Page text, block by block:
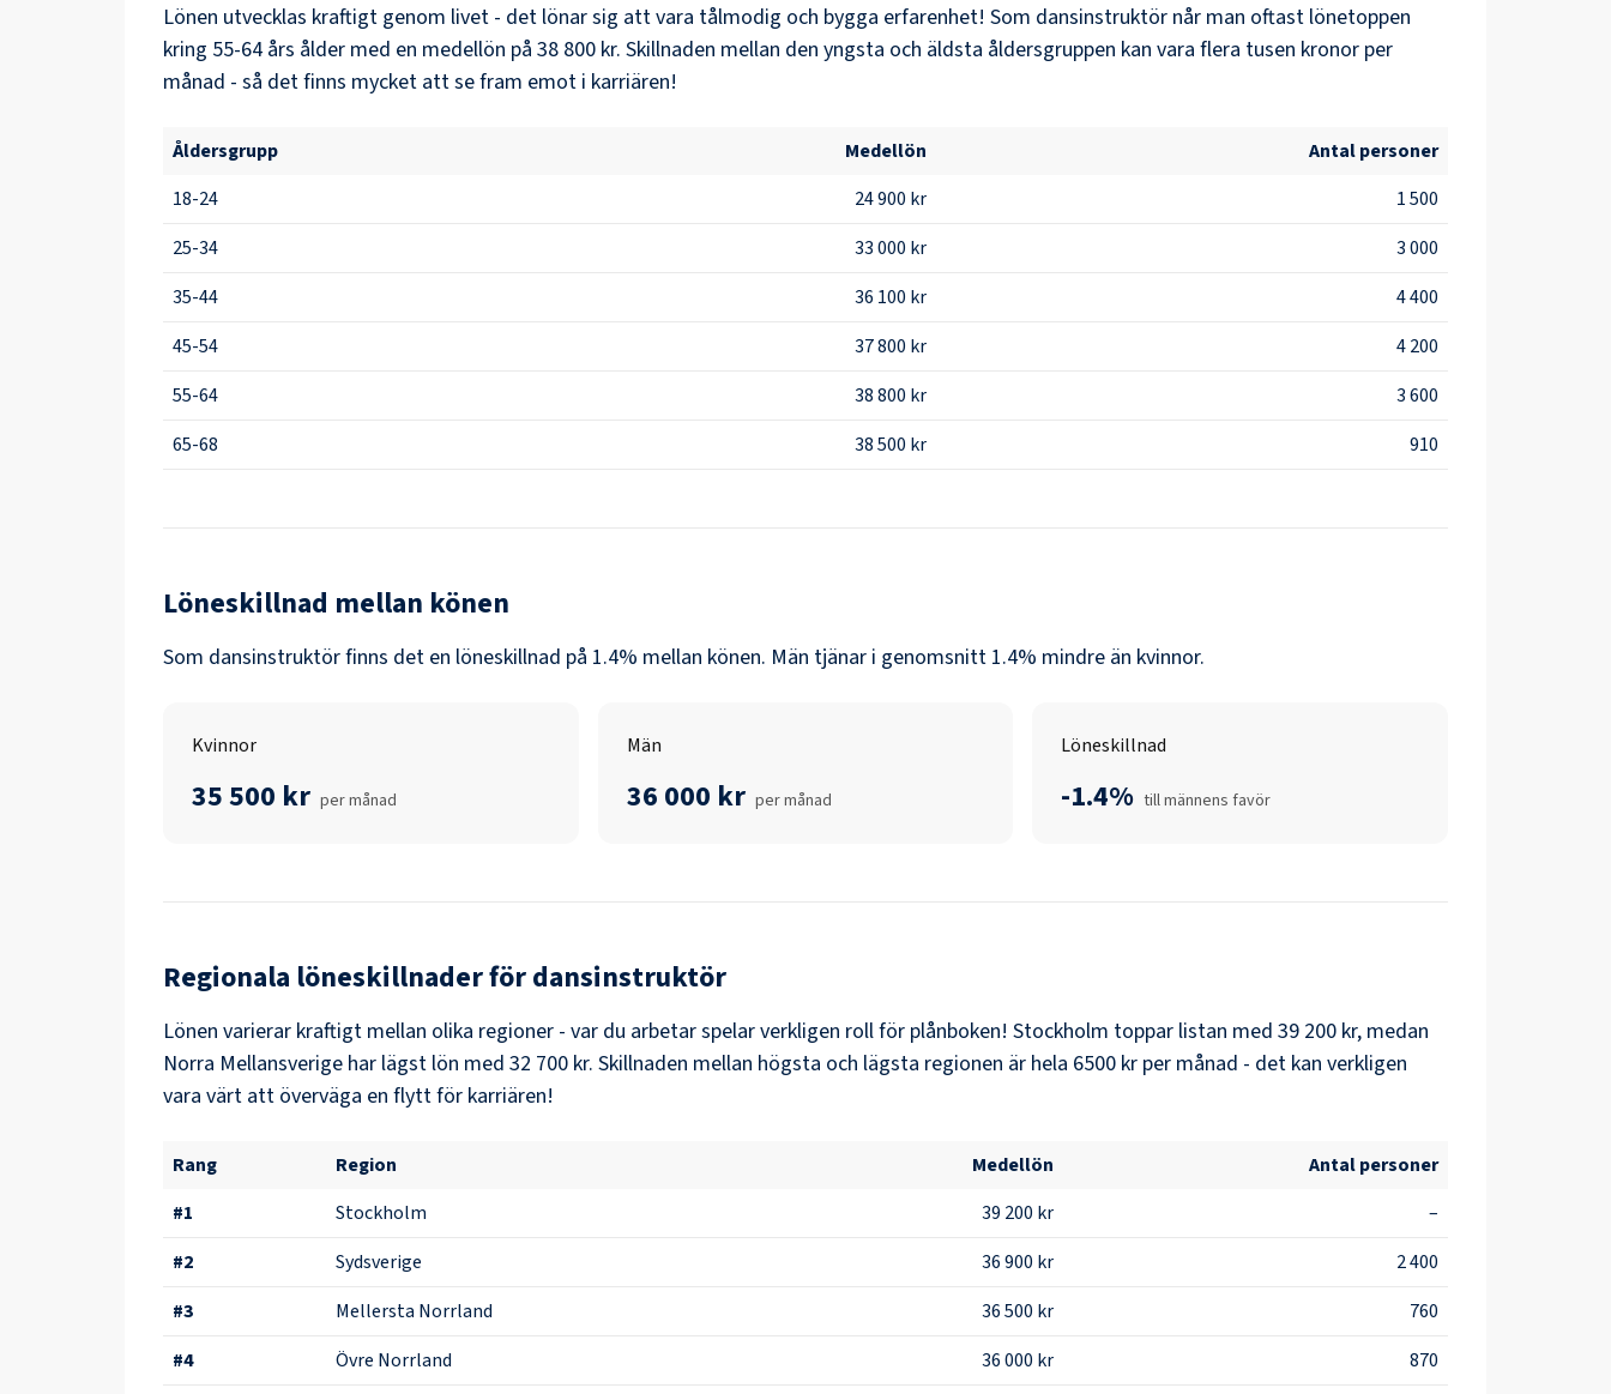
Lönen utvecklas kraftigt genom livet - det lönar sig att vara tålmodig och bygga erfarenhet! Som dansinstruktör når man oftast lönetoppen
kring 55-64 års ålder med en medellön på 38 800 kr. Skillnaden mellan den yngsta och äldsta åldersgruppen kan vara flera tusen kronor per
månad - så det finns mycket att se fram emot i karriären!
Åldersgrupp Medellön
Antal personer
18-24
24 900 kr
1 500
25-34
33 000 kr
3 000
35-44
36 100 kr
4 400
45-54
37 800 kr
4 200
55-64
38 800 kr
3 600
65-68
38 500 kr 910
Löneskillnad mellan könen
Som dansinstruktörfinns det en löneskillnad på 1.4% mellan könen. Män tjänar i genomsnitt 1.4% mindre än kvinnor.
Kvinnor
35 500 kr per månad
Män
36 000 kr per månad
Löneskillnad
-1.4% till männens favör
Regionala löneskillnader fördansinstruktör
Lönen varierar kraftigt mellan olika regioner - var du arbetar spelar verkligen roll för plånboken! Stockholm toppar listan med 39 200 kr, medan
Norra Mellansverige har lägst lön med 32 700 kr. Skillnaden mellan högsta och lägsta regionen är hela 6500 kr per månad - det kan verkligen
vara värt att överväga en flytt för karriären!
Rang Region Medellön
Antal personer
#1 Stockholm 39 200 kr
–
#2 Sydsverige 36 900 kr
2 400
#3 Mellersta Norrland 36 500 kr
760
#4 Övre Norrland 36 000 kr 870